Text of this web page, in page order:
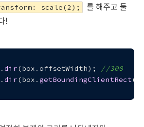
scale(2);
를 해주고 둘
!
. dir(box. offsetWidth); //300
. dir(box. getBoundingClientRect